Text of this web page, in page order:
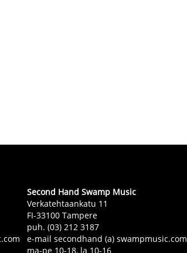
Second Hand Swamp Music
Verkatehtaankatu 11
FI-33100 Tampere
puh. (03) 212 3187
e-mail secondhand (a) swampmusic.com
ma-pe 10-18, la 10-16